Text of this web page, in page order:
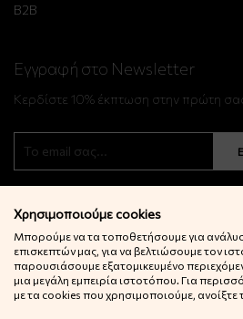
B2B
Εγγραφή στο Newsletter
Κερδίστε 10% έκπτωση στην πρώτη
© 2022 Little Big Things. Αll
Χρησιμοποιούμε cookies
Μπορούμε να τα τοποθετήσουμε για
επισκεπτών μας, για να βελτιώσουμε τον
παρουσιάσουμε εξατομικευμένο
μια μεγάλη εμπειρία ιστοτόπου. Για
με τα cookies που χρησιμοποιούμε, ανοίξτε